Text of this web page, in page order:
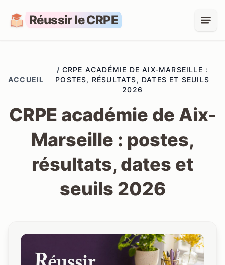
Réussir le CRPE
ACCUEIL
/ CRPE ACADÉMIE DE AIX-MARSEILLE :
POSTES, RÉSULTATS, DATES ET SEUILS
2026
CRPE académie de Aix-
Marseille : postes,
résultats, dates et
seuils 2026